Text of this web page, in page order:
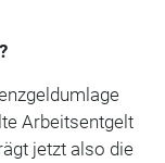
Arbeitsentgelt
jetzt also die